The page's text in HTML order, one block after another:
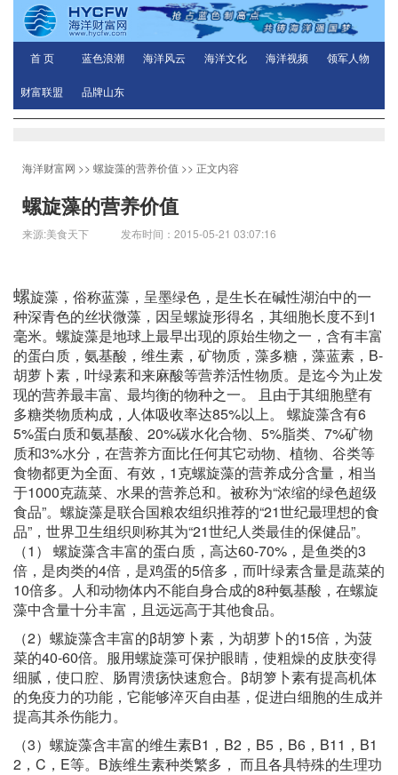
首 页 蓝色浪潮 海洋风云 海洋文化 海洋视频 领军人物
财富联盟 品牌山东
海洋财富网 >> 螺旋藻的营养价值 >> 正文内容
螺旋藻的营养价值
来源:美食天下 发布时间：2015-05-21 03:07:16
螺旋藻，俗称蓝藻，呈墨绿色，是生长在碱性湖泊中的一
种深青色的丝状微藻，因呈螺旋形得名，其细胞长度不到1
毫米。螺旋藻是地球上最早出现的原始生物之一，含有丰富
的蛋白质，氨基酸，维生素，矿物质，藻多糖，藻蓝素，B-
胡萝卜素，叶绿素和来麻酸等营养活性物质。是迄今为止发
现的营养最丰富、最均衡的物种之一。 且由于其细胞壁有
多糖类物质构成，人体吸收率达85%以上。 螺旋藻含有6
5%蛋白质和氨基酸、20%碳水化合物、5%脂类、7%矿物
质和3%水分，在营养方面比任何其它动物、植物、谷类等
食物都更为全面、有效，1克螺旋藻的营养成分含量，相当
于1000克蔬菜、水果的营养总和。被称为“浓缩的绿色超级
食品”。螺旋藻是联合国粮农组织推荐的“21世纪最理想的食
品”，世界卫生组织则称其为“21世纪人类最佳的保健品”。
（1） 螺旋藻含丰富的蛋白质，高达60-70%，是鱼类的3
倍，是肉类的4倍，是鸡蛋的5倍多，而叶绿素含量是蔬菜的
10倍多。人和动物体内不能自身合成的8种氨基酸，在螺旋
藻中含量十分丰富，且远远高于其他食品。
（2）螺旋藻含丰富的β胡箩卜素，为胡萝卜的15倍，为菠
菜的40-60倍。服用螺旋藻可保护眼睛，使粗燥的皮肤变得
细腻，使口腔、肠胃溃疡快速愈合。β胡箩卜素有提高机体
的免疫力的功能，它能够淬灭自由基，促进白细胞的生成并
提高其杀伤能力。
（3）螺旋藻含丰富的维生素B1，B2，B5，B6，B11，B1
2，C，E等。B族维生素种类繁多， 而且各具特殊的生理功